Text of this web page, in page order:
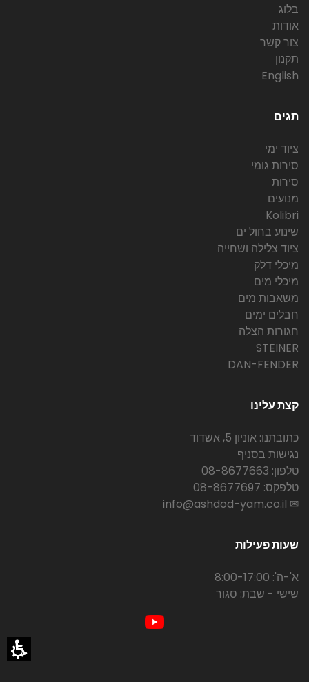
בלוג
אודות
צור קשר
תקנון
English
תגים
ציוד ימי
סירות גומי
סירות
מנועים
Kolibri
שינוע בחול ים
ציוד צלילה ושחייה
מיכלי דלק
מיכלי מים
משאבות מים
חבלים ימים
חגורות הצלה
STEINER
DAN-FENDER
קצת עלינו
כתובתנו: אוניון 5, אשדוד
נגישות בסניף
טלפון: 08-8677663
טלפקס: 08-8677697
✉ info@ashdod-yam.co.il
שעות פעילות
א'-ה': 8:00-17:00
שישי - שבת: סגור